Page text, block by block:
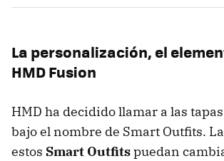
La personalización, el
HMD Fusion
HMD ha decidido llamar a las
bajo el nombre de Smart Outfits.
estos Smart Outfitspuedan